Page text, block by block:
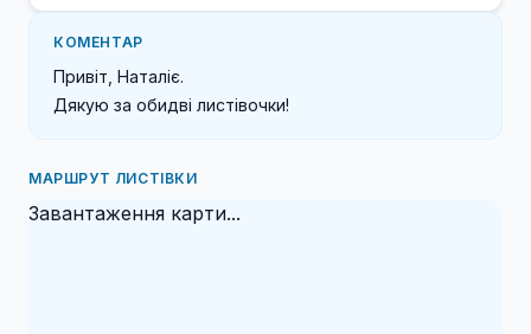
КОМЕНТАР
Привіт, Наталіє.
Дякую за обидві листівочки!
МАРШРУТ ЛИСТІВКИ
Завантаження карти...